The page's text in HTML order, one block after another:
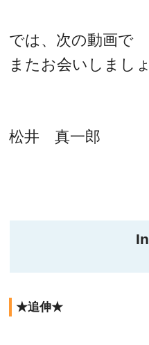
では、次の動画で
またお会いしましょ
松井 真一郎
★追伸★